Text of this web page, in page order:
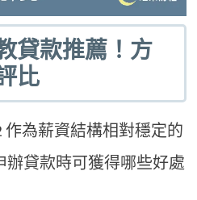
貸款推薦！方
比
作為薪資結構相對穩定的
辦貸款時可獲得哪些好處